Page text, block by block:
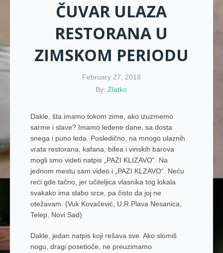
ČUVAR ULAZA
RESTORANA U
ZIMSKOM PERIODU
February 27, 2018
By:Zlatko
Dakle, šta imamo tokom zime, ako izuzmemo
sarme i slave? Imamo ledene dane, sa dosta
snega i puno leda. Posledično, na mnogo ulaznih
vrata restorana, kafana, bifea i vinskih barova
mogli smo videti natpis „PAZI KLIZAVO“. Na
jednom mestu sam video i „PAZI KLZAVO“. Neću
reći gde tačno, jer učiteljica vlasnika tog lokala
svakako ima slabo srce, pa čisto da joj ne
otežavam. (Vuk Kovačević, U.R.Plava Nesanica,
Telep, Novi Sad)
Dakle, jedan natpis koji rešava sve. Ako slomiš
nogu, dragi posetioče, ne preuzimamo